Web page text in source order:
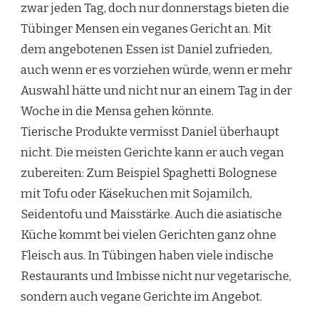
zwar jeden Tag, doch nur donnerstags bieten die
Tübinger Mensen ein veganes Gericht an. Mit
dem angebotenen Essen ist Daniel zufrieden,
auch wenn er es vorziehen würde, wenn er mehr
Auswahl hätte und nicht nur an einem Tag in der
Woche in die Mensa gehen könnte.
Tierische Produkte vermisst Daniel überhaupt
nicht. Die meisten Gerichte kann er auch vegan
zubereiten: Zum Beispiel Spaghetti Bolognese
mit Tofu oder Käsekuchen mit Sojamilch,
Seidentofu und Maisstärke. Auch die asiatische
Küche kommt bei vielen Gerichten ganz ohne
Fleisch aus. In Tübingen haben viele indische
Restaurants und Imbisse nicht nur vegetarische,
sondern auch vegane Gerichte im Angebot.